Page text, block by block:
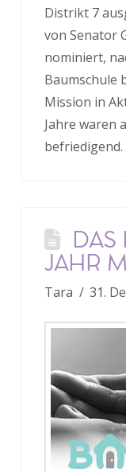
Distrikt 7
von Senator
nominiert,
Baumschule
Mission in
Jahre waren
DAS
JAHR
Tara 31.